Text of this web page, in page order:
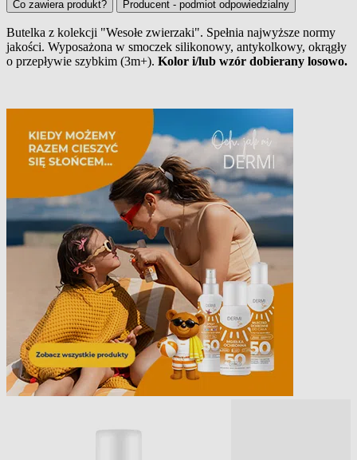
Co zawiera produkt? Producent - podmiot odpowiedzialny
Opis produktu
Butelka z kolekcji "Wesołe zwierzaki". Spełnia najwyższe normy
jakości. Wyposażona w smoczek silikonowy, antykolkowy, okrągły
o przepływie szybkim (3m+). Kolor i/lub wzór dobierany losowo.